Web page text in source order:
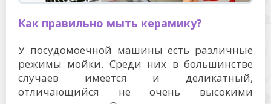
Как правильно мыть керамику?
У посудомоечной машины есть различные
режимы мойки. Среди них в большинстве
случаев имеется и деликатный,
отличающийся не очень высокими